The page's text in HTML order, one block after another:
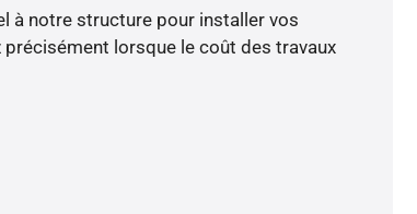
à notre structure pour installer vos
précisément lorsque le coût des travaux